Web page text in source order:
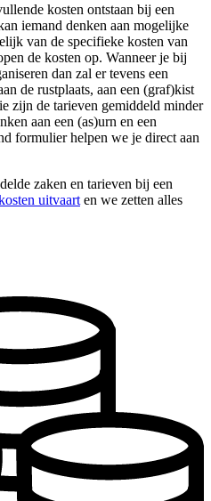
kosten ontstaan bij een
iemand denken aan mogelijke
van de specifieke kosten van
de kosten op. Wanneer je bij
dan zal er tevens een
de rustplaats, aan een (graf)kist
zijn de tarieven gemiddeld minder
aan een (as)urn en een
formulier helpen we je direct aan
zaken en tarieven bij een
uitvaart en we zetten alles